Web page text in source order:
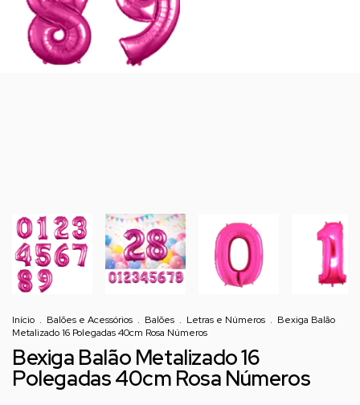
Início . Balões e Acessórios . Balões . Letras e Números . Bexiga Balão
Metalizado 16 Polegadas 40cm Rosa Números
Bexiga Balão Metalizado 16
Polegadas 40cm Rosa Números